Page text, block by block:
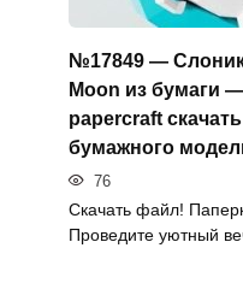
№17849 — Слоник
Moon из бумаги
papercraft
бумажного
76
Скачать файл!
Проведите уютный